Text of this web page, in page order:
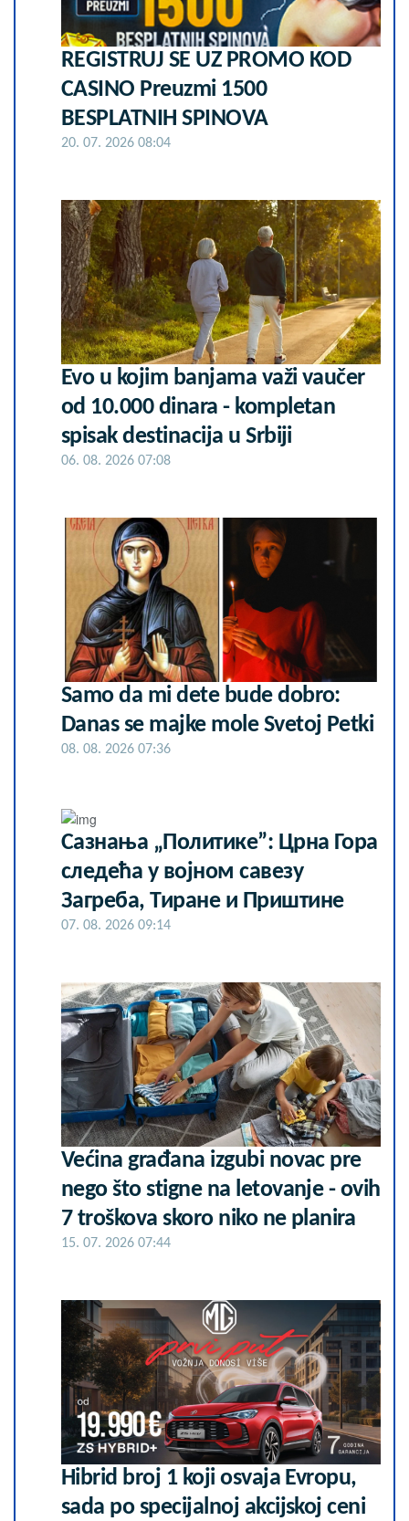
REGISTRUJ SE UZ PROMO KOD
CASINO Preuzmi 1500
BESPLATNIH SPINOVA
20. 07. 2026 08:04
Evo u kojim banjama važi vaučer
od 10.000 dinara - kompletan
spisak destinacija u Srbiji
06. 08. 2026 07:08
Samo da mi dete bude dobro:
Danas se majke mole Svetoj Petki
08. 08. 2026 07:36
Сазнања „Политике”: Црна Гора
следећа у војном савезу
Загреба, Тиране и Приштине
07. 08. 2026 09:14
Većina građana izgubi novac pre
nego što stigne na letovanje - ovih
7 troškova skoro niko ne planira
15. 07. 2026 07:44
Hibrid broj 1 koji osvaja Evropu,
sada po specijalnoj akcijskoj ceni